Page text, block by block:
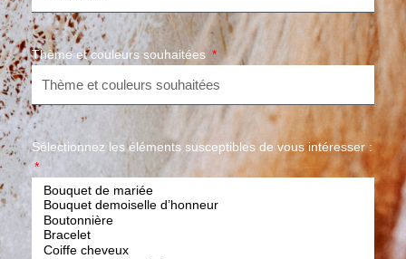
Thème et couleurs souhaitées
Sélectionnez les éléments susceptibles de vous intéresser :